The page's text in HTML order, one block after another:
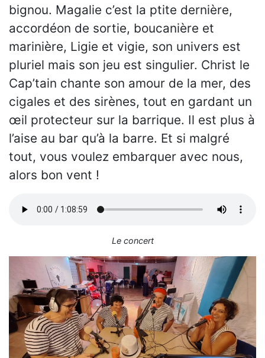
bignou. Magalie c’est la ptite dernière,
accordéon de sortie, boucanière et
marinière, Ligie et vigie, son univers est
pluriel mais son jeu est singulier. Christ le
Cap’tain chante son amour de la mer, des
cigales et des sirènes, tout en gardant un
œil protecteur sur la barrique. Il est plus à
l’aise au bar qu’à la barre. Et si malgré
tout, vous voulez embarquer avec nous,
alors bon vent !
Le concert